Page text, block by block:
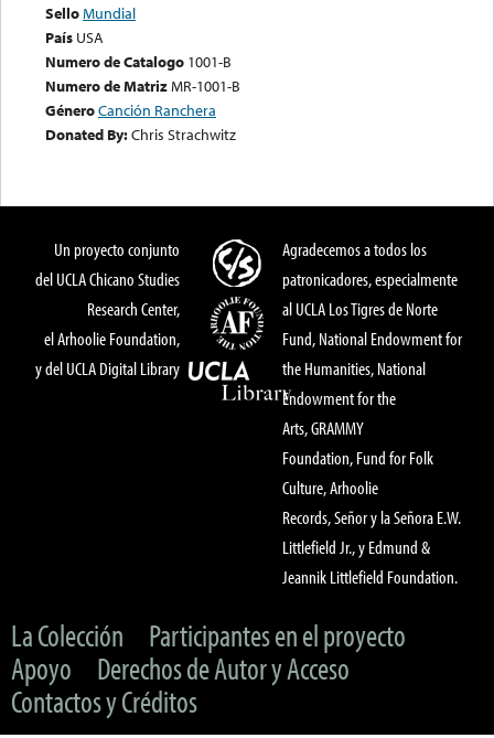
SelloMundial
País USA
Numero de Catalogo 1001-B
Numero de MatrizMR-1001-B
GéneroCanción Ranchera
Donated By:Chris Strachwitz
Un proyecto conjunto
del UCLA Chicano Studies
Research Center,
el Arhoolie Foundation,
y del UCLA Digital Library
Agradecemos a todos los
patronicadores, especialmente
al UCLA Los Tigres de Norte
Fund, National Endowment for
the Humanities, National
Endowment for the
Arts, GRAMMY
Foundation, Fund for Folk
Culture, Arhoolie
Records, Señor y la Señora E.W.
Littlefield Jr., y Edmund &
Jeannik Littlefield Foundation.
La Colección
Participantes en el proyecto
Apoyo
Derechos de Autor y Acceso
Contactos y Créditos